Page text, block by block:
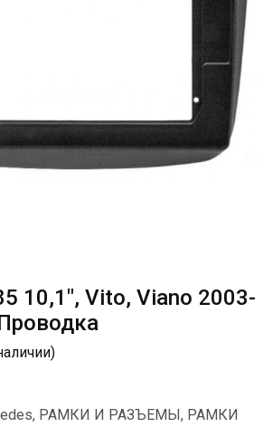
10,1″, Vito, Viano 2003-
, РАМКИ И РАЗЪЕМЫ, РАМКИ